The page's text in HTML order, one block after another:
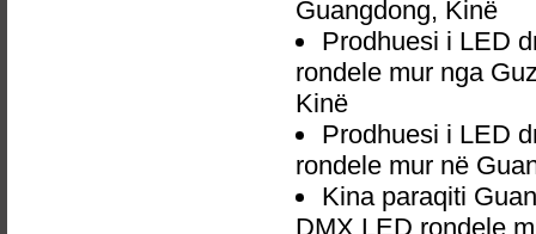
Guangdong, Kinë
Prodhuesi i LED
rondele mur nga
Kinë
Prodhuesi i LED
rondele mur në
Kina paraqiti
DMX LED rondele